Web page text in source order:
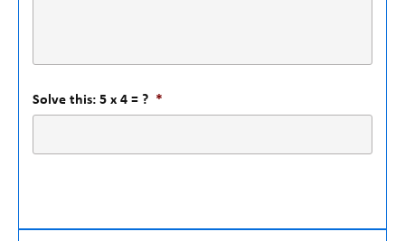
Solve this: 5 x 4 = ? *